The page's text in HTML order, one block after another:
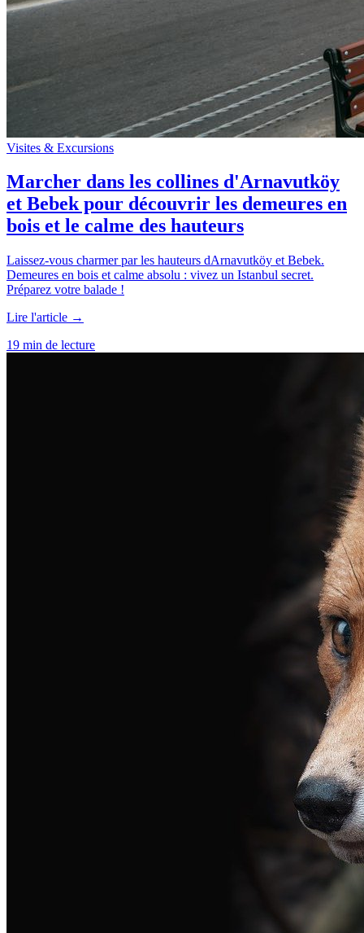
Visites & Excursions
Marcher dans les collines d'Arnavutköy
et Bebek pour découvrir les demeures en
bois et le calme des hauteurs
Laissez-vous charmer par les hauteurs dArnavutköy et Bebek.
Demeures en bois et calme absolu : vivez un Istanbul secret.
Préparez votre balade !
Lire l'article →
19 min de lecture